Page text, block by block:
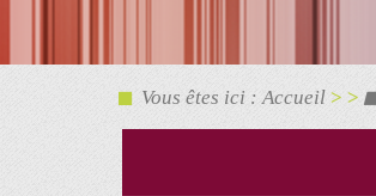
Vous êtes ici : Accueil > >